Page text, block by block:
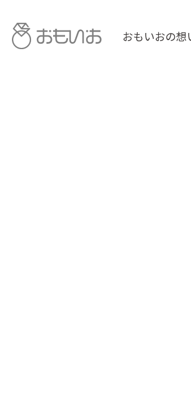
おもいおの想